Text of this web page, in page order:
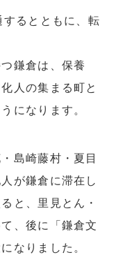
るとともに、転
鎌倉は、保養
人の集まる町と
になります。
島崎藤村・夏目
が鎌倉に滞在し
と、里見とん・
、後に「鎌倉文
なりました。